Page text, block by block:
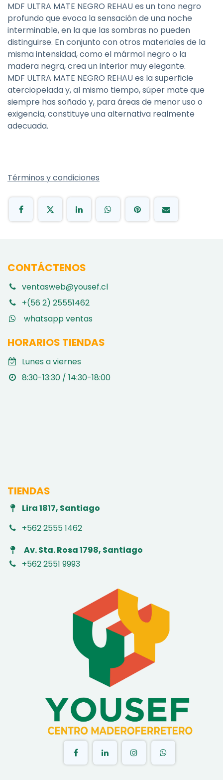
MDF ULTRA MATE NEGRO REHAU es un tono negro
profundo que evoca la sensación de una noche
interminable, en la que las sombras no pueden
distinguirse. En conjunto con otros materiales de la
misma intensidad, como el mármol negro o la
madera negra, crea un interior muy elegante.
MDF ULTRA MATE NEGRO REHAU es la superficie
aterciopelada y, al mismo tiempo, súper mate que
siempre has soñado y, para áreas de menor uso o
exigencia, constituye una alternativa realmente
adecuada.
Términos y condiciones
CONTÁCTENOS
ventasweb@yousef.cl
+(56 2) 25551462
whatsapp ventas
HORARIOS TIENDAS
Lunes a viernes
8:30-13:30 / 14:30-18:00
TIENDAS
Lira 1817, Santiago
+562 2555 1462
Av. Sta. Rosa 1798, Santiago
+562 2551 9993